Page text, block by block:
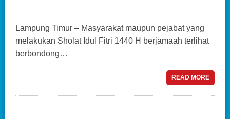
Lampung Timur – Masyarakat maupun pejabat yang
melakukan Sholat Idul Fitri 1440 H berjamaah terlihat
berbondong…
READ MORE